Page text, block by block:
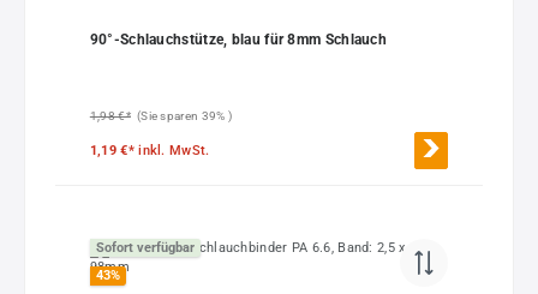
90°-Schlauchstütze, blau für 8mm Schlauch
1,98 €* (Sie sparen 39% )
1,19 €*inkl. MwSt.
Sofort verfügbar
43%